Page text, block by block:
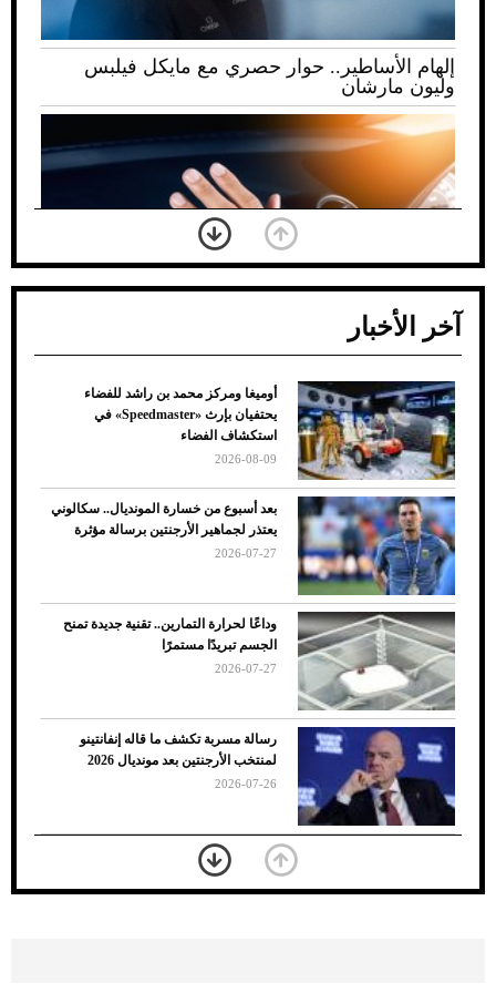
إلهام الأساطير.. حوار حصري مع مايكل فيلبس
وليون مارشان
ضعف تبريد مكيف السيارة عند الوقوف.. أشهر
الأسباب والحلول
7 نصائح لاختيار لون البنطلون المناسب للقميص
الأسود
آخر الأخبار
أوميغا ومركز محمد بن راشد للفضاء
يحتفيان بإرث «Speedmaster» في
استكشاف الفضاء
2026-08-09
بعد أسبوع من خسارة المونديال.. سكالوني
يعتذر لجماهير الأرجنتين برسالة مؤثرة
2026-07-27
وداعًا لحرارة التمارين.. تقنية جديدة تمنح
الجسم تبريدًا مستمرًا
2026-07-27
رسالة مسربة تكشف ما قاله إنفانتينو
لمنتخب الأرجنتين بعد مونديال 2026
2026-07-26
«الجوازات» تكشف طريقة استخراج رقم
الحدود للزائر عبر أبشر